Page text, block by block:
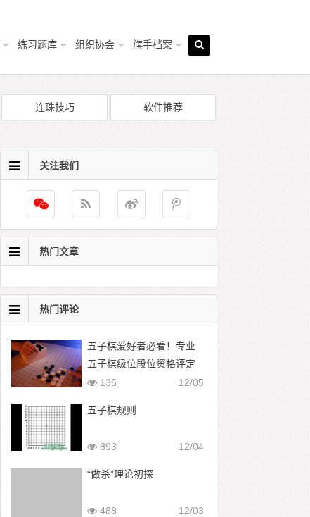
练习题库 组织协会 旗手档案
连珠技巧 软件推荐
关注我们
热门文章
热门评论
五子棋爱好者必看！专业
五子棋级位段位资格评定
标准
12/05
136
五子棋规则
12/04
893
“做杀”理论初探
12/03
488